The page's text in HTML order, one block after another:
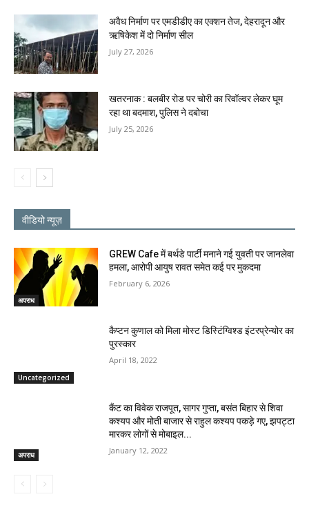
अवैध निर्माण पर एमडीडीए का एक्शन तेज, देहरादून और
ऋषिकेश में दो निर्माण सील
July 27, 2026
खतरनाक : बलबीर रोड पर चोरी का रिवॉल्वर लेकर घूम
रहा था बदमाश, पुलिस ने दबोचा
July 25, 2026
वीडियो न्यूज़
अपराध
GREW Cafe में बर्थडे पार्टी मनाने गई युवती पर जानलेवा
हमला, आरोपी आयुष रावत समेत कई पर मुकदमा
February 6, 2026
Uncategorized
कैप्टन कुणाल को मिला मोस्ट डिस्टिंग्विश्ड इंटरप्रेन्योर का
पुरस्कार
April 18, 2022
अपराध
कैंट का विवेक राजपूत, सागर गुप्ता, बसंत बिहार से शिवा
कश्यप और मोती बाजार से राहुल कश्यप पकड़े गए, झपट्टा
मारकर लोगों से मोबाइल...
January 12, 2022